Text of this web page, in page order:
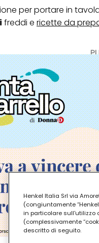
per portare in
freddi e ricette da
Henkel Italia Srl via
(congiuntamente
in particolare sull'utilizzo
(complessivamente
descritto di seguito.